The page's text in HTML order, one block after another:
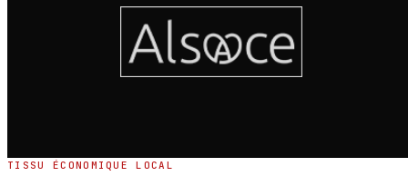
TISSU ÉCONOMIQUE LOCAL